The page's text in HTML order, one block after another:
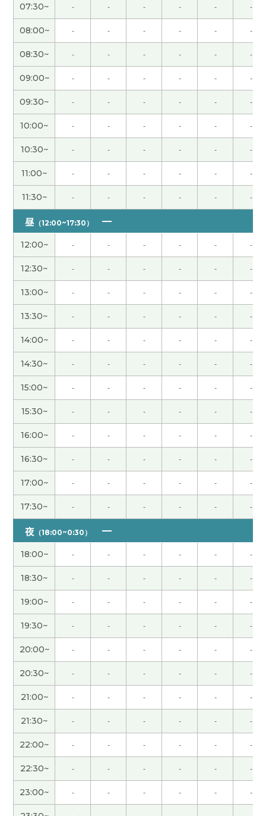
一直能和你聊很多有趣的话题，我感到很开心。谢
谢老师！下次见～
这次的台湾旅游让我激励学习。台湾人都很亲切。
他们的表情很温柔。想再去那里。下次见吧。
)
中国的菜很有趣。最近有名的新菜我不知道，很有
意思。谢谢您教我。
今天也谢谢您，聊了很多，很开心的课。下次再见~
( 女性 )
我也非常高兴认识你。我们聊得大阪石桥的话题很
开心。下次见。
( 50代 男性 )
今天也谢谢您很开心的课程。感谢您为我做了详细
的讲解。下次见~
( 女性 )
我今天學到了很多 謝謝 サリー老師( 50代 女性 )
现在减少腿的痛。觉得马上就恢复了。下次见吧。
男性 )
人生的缘分非常不可思议的～。现在年龄大了之后
还有机会跟中国人交流，肯定有缘分😊😊( 女性 )
跟你聊天真的挺开心，很高兴见到老师！！
老师，每次都是笑着出现，也一直笑着上课。每次
的25分钟偶读感觉一下子就过了(笑)！
这节课非常开心。以后有机会我们再聊聊那些在时
尚街区里、像模特一样时髦又有气质的人。谢谢
您。( 女性 )
感谢您给我举例子解释不一样的A I app，非常有意
思啊！我会继续看看怎么用这些工具，这样提高我
的生活质量呢。下次见！
谢谢老师给我上课。我也很高兴认识您！下次
见！！
我也开心能一起学习，谢谢您，下次见！
信用卡现金卡积分卡商店卡很多。我用手机支付。
买东西的时候商店卡里得分多了。下次见吧。( 男性
)
谢谢您的课。我的年龄比您多得多。以后的时间不
怎么长。所以我需要早点儿开始断舍离。下次见！(
60代 女性 )
07:30~ - - - - - -
08:00~ - - - - - -
08:30~ - - - - - -
09:00~ - - - - - -
09:30~ - - - - - -
10:00~ - - - - - -
10:30~ - - - - - -
11:00~ - - - - - -
11:30~ - - - - - -
昼 （12:00~17:30）
12:00~ - - - - - -
12:30~ - - - - - -
13:00~ - - - - - -
13:30~ - - - - - -
14:00~ - - - - - -
14:30~ - - - - - -
15:00~ - - - - - -
15:30~ - - - - - -
16:00~ - - - - - -
16:30~ - - - - - -
17:00~ - - - - - -
17:30~ - - - - - -
夜 （18:00~0:30）
18:00~ - - - - - -
18:30~ - - - - - -
19:00~ - - - - - -
19:30~ - - - - - -
20:00~ - - - - - -
20:30~ - - - - - -
21:00~ - - - - - -
21:30~ - - - - - -
22:00~ - - - - - -
22:30~ - - - - - -
23:00~ - - - - - -